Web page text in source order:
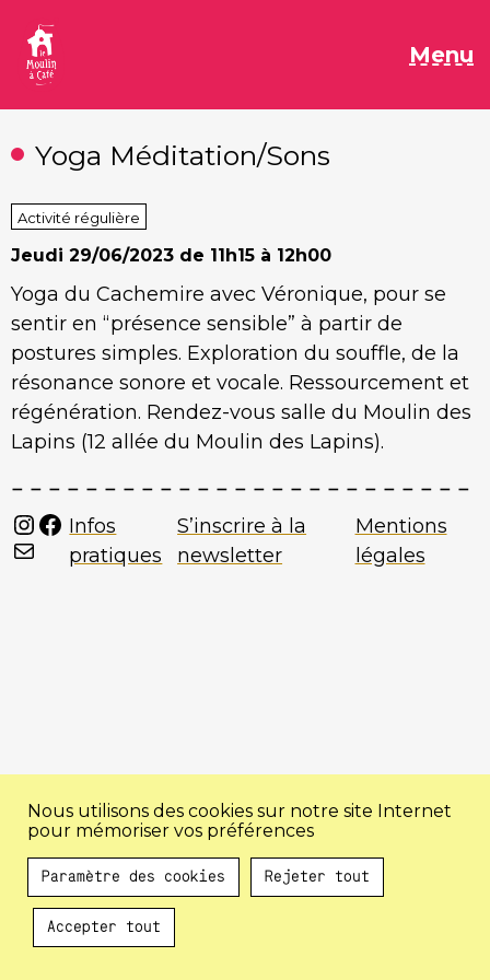
contenu
Menu
Yoga Méditation/Sons
Activité régulière
Jeudi 29/06/2023 de 11h15 à 12h00
Yoga du Cachemire avec Véronique, pour se
sentir en “présence sensible” à partir de
postures simples. Exploration du souffle, de la
résonance sonore et vocale. Ressourcement et
régénération. Rendez-vous salle du Moulin des
Lapins (12 allée du Moulin des Lapins).
Instagram
Facebook
Mail
Infos
pratiques
S’inscrire à la
newsletter
Mentions
légales
Au programme !
Nous utilisons des cookies sur notre site Internet
pour mémoriser vos préférences
Paramètre des cookies Rejeter tout
Accepter tout